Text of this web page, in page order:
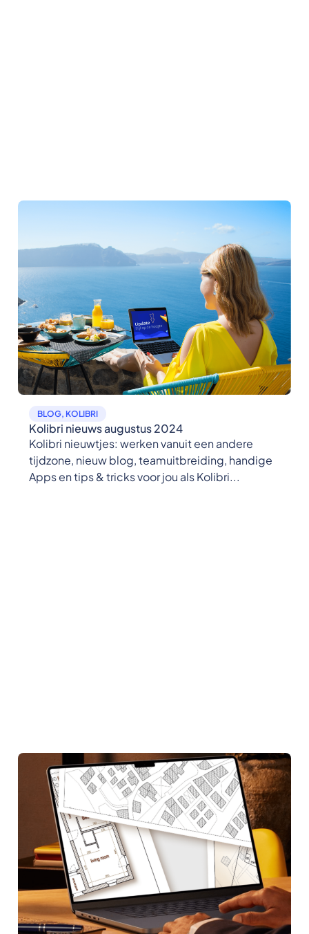
BLOG, KOLIBRI
Kolibri nieuws augustus 2024
Kolibri nieuwtjes: werken vanuit een andere
tijdzone, nieuw blog, teamuitbreiding, handige
Apps en tips & tricks voor jou als Kolibri...